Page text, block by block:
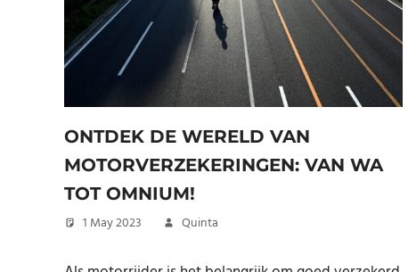
ONTDEK DE WERELD VAN
MOTORVERZEKERINGEN: VAN WA
TOT OMNIUM!
1 May 2023 Quinta